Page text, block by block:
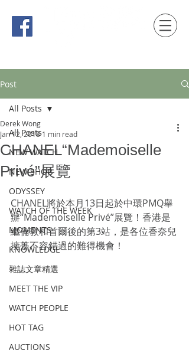
Post
All Posts
NEW WATCH
NEW SHOP
ODYSSEY
WATCH OF THE WEEK
MOMENTS
KNOWLEDGE
雜誌文章精選
MEET THE VIP
WATCH PEOPLE
HOT TAG
AUCTIONS
All Posts
CHANEL“Mademoiselle
Privé”展覽
Derek Wong
Jan 12, 2018 1 min read
CHANEL將於本月13日起於中環PMQ舉
辦“Mademoiselle Privé”展覽！香港是
繼倫敦和首爾後的第3站，是各位香奈兒
擁躉不容錯過的難得機會！